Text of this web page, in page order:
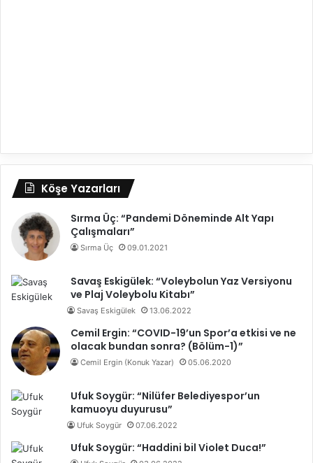
Köşe Yazarları
Sırma Üç: “Pandemi Döneminde Alt Yapı
Çalışmaları”
Sırma Üç 09.01.2021
Savaş Eskigülek: “Voleybolun Yaz Versiyonu
ve Plaj Voleybolu Kitabı”
Savaş Eskigülek 13.06.2022
Cemil Ergin: “COVID-19’un Spor’a etkisi ve ne
olacak bundan sonra? (Bölüm-1)”
Cemil Ergin (Konuk Yazar) 05.06.2020
Ufuk Soygür: “Nilüfer Belediyespor’un
kamuoyu duyurusu”
Ufuk Soygür 07.06.2022
Ufuk Soygür: “Haddini bil Violet Duca!”